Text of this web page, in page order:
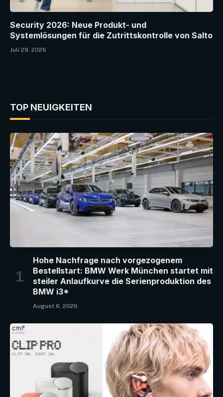
Security 2026: Neue Produkt- und
Systemlösungen für die Zutrittskontrolle von Salto
Juli 29, 2026
TOP NEUIGKEITEN
Hohe Nachfrage nach vorgezogenem
Bestellstart: BMW Werk München startet mit
steiler Anlaufkurve die Serienproduktion des
BMW i3*
August 6, 2026